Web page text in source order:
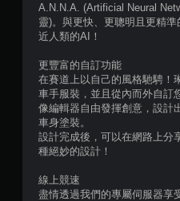
A.N.N.A. (Artificial Neural
靈)。與更快、更聰明且更精
近人類的AI！
更豐富的自訂功能
在賽道上以自己的風格馳騁！
車手服裝，並且從內而外自訂
像編輯器自由發揮創意，設計
車身塗裝。
設計完成後，可以在網路上分
種絕妙的設計！
線上競速
盡情透過我們的專屬伺服器享